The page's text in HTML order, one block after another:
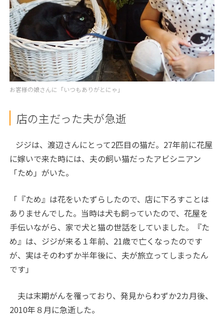
お客様の娘さんに「いつもありがとにゃ」
店の主だった夫が急逝
ジジは、渡辺さんにとって2匹目の猫だ。 27年前に花屋
に嫁いで来た時には、夫の飼い猫だったアビシニアン
「ため」がいた。
「『ため』は花をいたずらしたので、店に下ろすことは
ありませんでした。当時は犬も飼っていたので、花屋を
手伝いながら、家で犬と猫の世話をしていました。『た
め』は、ジジが来る１年前、 21歳で亡くなったのです
が、実はそのわずか半年後に、夫が旅立ってしまったん
です」
夫は末期がんを罹っており、発見からわずか2カ月後、
2010年８月に急逝した。